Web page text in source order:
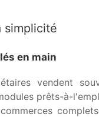
simplicité
en main
vendent
prêts-à-